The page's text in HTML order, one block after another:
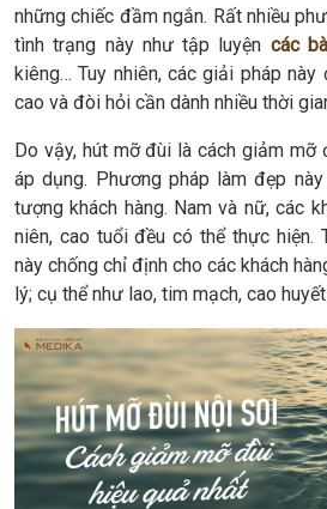
những chiếc đầm ngắn. Rất nhiều
tình trạng này như tập luyện các
kiêng… Tuy nhiên, các giải pháp
cao và đòi hỏi cần dành nhiều thời
Do vậy, hút mỡ đùi là cách giảm mỡ
áp dụng. Phương pháp làm đẹp
tượng khách hàng. Nam và nữ, các
niên, cao tuổi đều có thể thực hiện.
này chống chỉ định cho các khách
lý; cụ thể như lao, tim mạch, cao